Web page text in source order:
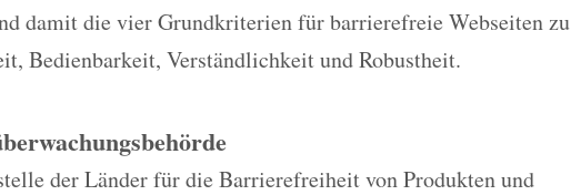
damit die vier Grundkriterien für barrierefreie Webseiten zu
Bedienbarkeit, Verständlichkeit und Robustheit.
der Länder für die Barrierefreiheit von Produkten und